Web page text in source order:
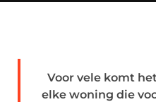
Voor vele komt
elke woning die